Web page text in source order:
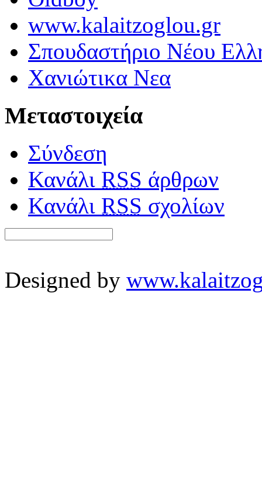
www.kalaitzoglou.gr
Σπουδαστήριο Νέου
Χανιώτικα Νεα
Μεταστοιχεία
Σύνδεση
Κανάλι RSS άρθρων
Κανάλι RSS σχολίων
Designed by